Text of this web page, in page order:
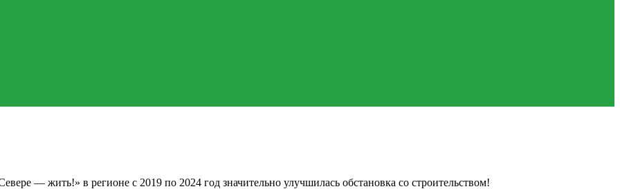
— жить!» в регионе с 2019 по 2024 год значительно улучшилась обстановка со строительством!